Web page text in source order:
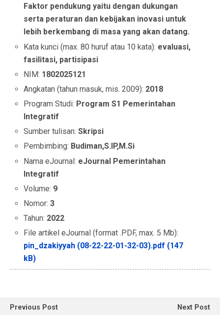
Faktor pendukung yaitu dengan dukungan
serta peraturan dan kebijakan inovasi untuk
lebih berkembang di masa yang akan datang.
Kata kunci (max. 80 huruf atau 10 kata): evaluasi,
fasilitasi, partisipasi
NIM: 1802025121
Angkatan (tahun masuk, mis. 2009): 2018
Program Studi: Program S1 Pemerintahan
Integratif
Sumber tulisan:Skripsi
Pembimbing: Budiman,S.IP,M.Si
Nama eJournal: eJournal Pemerintahan
Integratif
Volume: 9
Nomor:3
Tahun: 2022
File artikel eJournal (format .PDF, max. 5 Mb):
pin_dzakiyyah (08-22-22-01-32-03).pdf (147
kB)
Previous Post
Next Post